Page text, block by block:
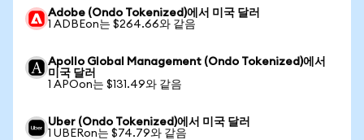
Adobe (Ondo Tokenized)에서 미국 달러
1 ADBEon는 $264.66와 같음
Apollo Global Management (Ondo Tokenized)에서
미국 달러
1 APOon는 $131.49와 같음
Uber (Ondo Tokenized)에서 미국 달러
1 UBERon는 $74.79와 같음